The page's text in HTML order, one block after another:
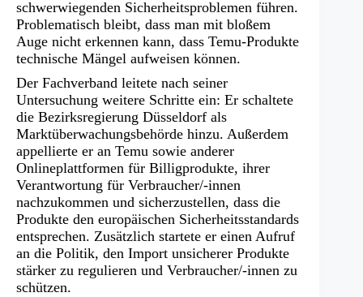
schwerwiegenden Sicherheitsproblemen führen.
Problematisch bleibt, dass man mit bloßem
Auge nicht erkennen kann, dass Temu-Produkte
technische Mängel aufweisen können.
Der Fachverband leitete nach seiner
Untersuchung weitere Schritte ein: Er schaltete
die Bezirksregierung Düsseldorf als
Marktüberwachungsbehörde hinzu. Außerdem
appellierte er an Temu sowie anderer
Onlineplattformen für Billigprodukte, ihrer
Verantwortung für Verbraucher/-innen
nachzukommen und sicherzustellen, dass die
Produkte den europäischen Sicherheitsstandards
entsprechen. Zusätzlich startete er einen Aufruf
an die Politik, den Import unsicherer Produkte
stärker zu regulieren und Verbraucher/-innen zu
schützen.